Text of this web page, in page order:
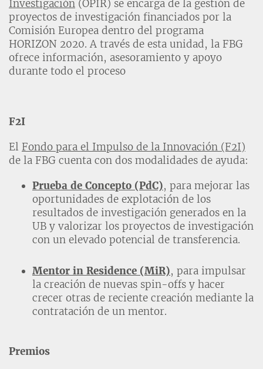
Investigación (OPIR) se encarga de la gestión de
proyectos de investigación financiados por la
Comisión Europea dentro del programa
HORIZON 2020. A través de esta unidad, la FBG
ofrece información, asesoramiento y apoyo
durante todo el proceso
F2I
El Fondo para el Impulso de la Innovación (F2I)
de la FBG cuenta con dos modalidades de ayuda:
Prueba de Concepto (PdC), para mejorar las
oportunidades de explotación de los
resultados de investigación generados en la
UB y valorizar los proyectos de investigación
con un elevado potencial de transferencia.
Mentor in Residence (MiR), para impulsar
la creación de nuevas spin-offs y hacer
crecer otras de reciente creación mediante la
contratación de un mentor.
Premios